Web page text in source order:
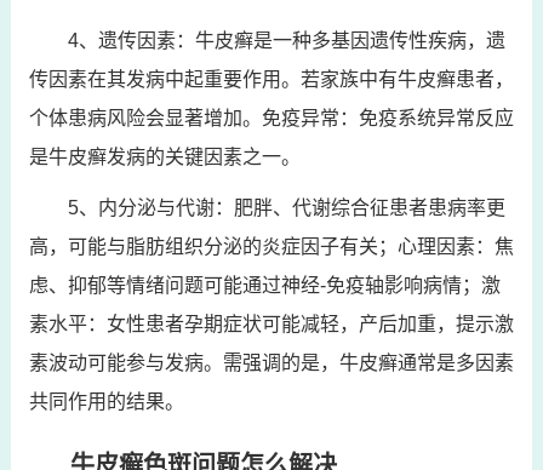
4、遗传因素：牛皮癣是一种多基因遗传性疾病，遗
传因素在其发病中起重要作用。若家族中有牛皮癣患者，
个体患病风险会显著增加。免疫异常：免疫系统异常反应
是牛皮癣发病的关键因素之一。
5、内分泌与代谢：肥胖、代谢综合征患者患病率更
高，可能与脂肪组织分泌的炎症因子有关；心理因素：焦
虑、抑郁等情绪问题可能通过神经-免疫轴影响病情；激
素水平：女性患者孕期症状可能减轻，产后加重，提示激
素波动可能参与发病。需强调的是，牛皮癣通常是多因素
共同作用的结果。